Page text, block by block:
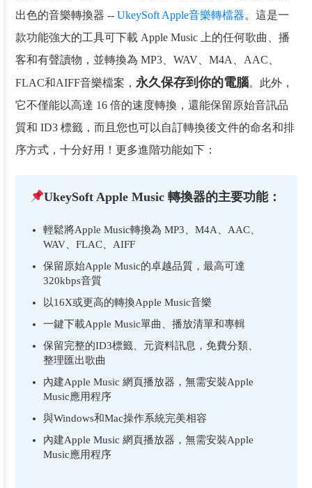
出色的音樂轉換器 --UkeySoft Apple音樂轉檔器。這是一
款功能強大的工具可下載 Apple Music 上的任何歌曲、播
客和有聲讀物，並轉換為 MP3、WAV、M4A、AAC、
FLAC和AIFF音樂檔案， 永久保存到你的電腦。此外，
它不僅能以高達 16 倍的速度轉換，還能保留原始音訊品
質和 ID3 標籤，而且您也可以自訂轉換後文件的命名和排
序方式，十分好用！更多進階功能如下：
UkeySoft Apple Music 轉換器的主要功能：
輕鬆將Apple Music轉換為 MP3、M4A、AAC、
WAV、FLAC、AIFF
保留原始Apple Music的卓越品質，最高可達
320kbps音質
以16X或更高的轉換Apple Music音樂
一鍵下載Apple Music單曲、播放清單和專輯
保留完整的ID3標籤、元資料訊息，免費分類、
整理匯出歌曲
內建Apple Music 網頁播放器，無需安裝Apple
Music應用程序
與Windows和Mac操作系統完美相容
內建Apple Music 網頁播放器，無需安裝Apple
Music應用程序